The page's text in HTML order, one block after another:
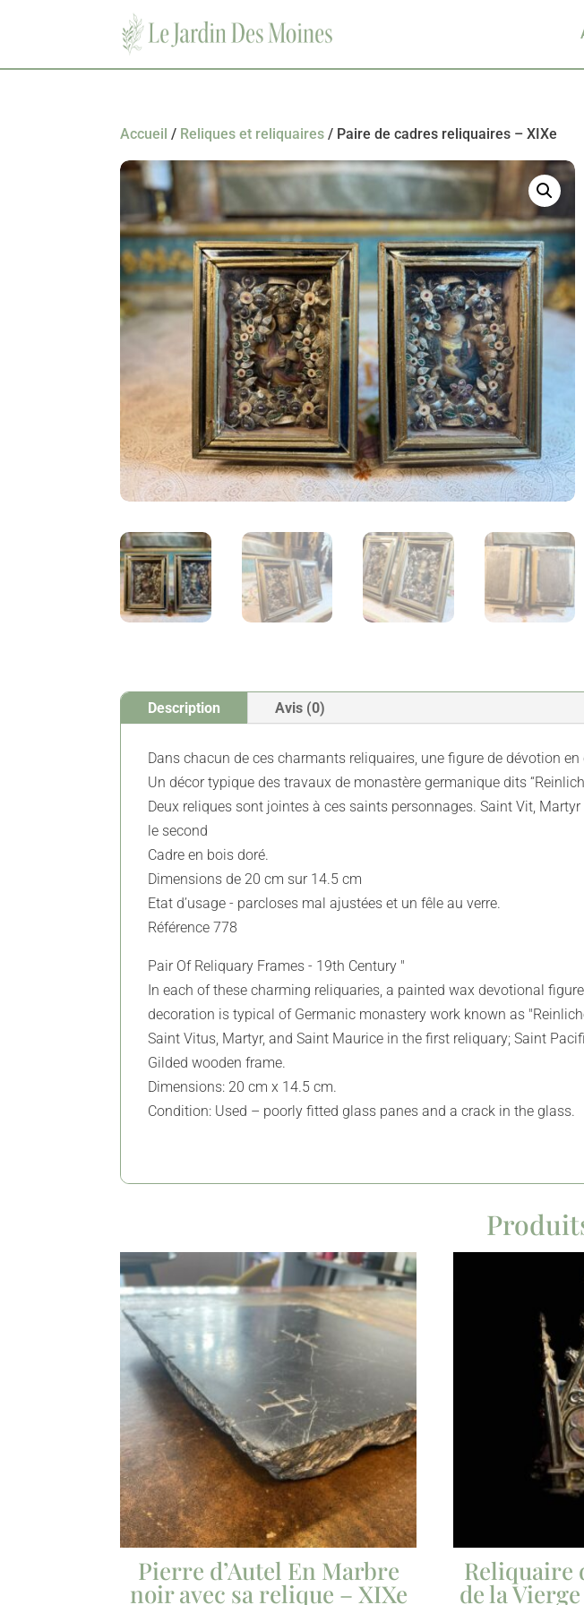
Accueil / Reliques et reliquaires / Paire de cadres reliquaires – XIXe
Description Avis (0)
Dans chacun de ces charmants reliquaires, une figure de dévotion
Un décor typique des travaux de monastère germanique dits
Deux reliques sont jointes à ces saints personnages. Saint Vit,
le second
Cadre en bois doré.
Dimensions de 20 cm sur 14.5 cm
Etat d’usage - parcloses mal ajustées et un fêle au verre.
Référence 778
Pair Of Reliquary Frames - 19th Century "
In each of these charming reliquaries, a painted wax devotional
decoration is typical of Germanic monastery work known as
Saint Vitus, Martyr, and Saint Maurice in the first reliquary; Saint
Gilded wooden frame.
Dimensions: 20 cm x 14.5 cm.
Condition: Used – poorly fitted glass panes and a crack in the glass.
Pierre d’Autel En Marbre
noir avec sa relique – XIXe
Reliquaire
de la